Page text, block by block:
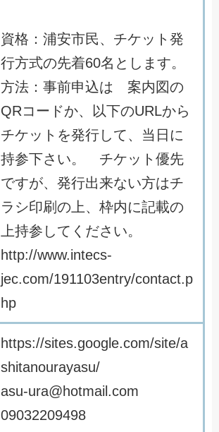
資格 ： 浦安市民、 チケッ ト 発
行方式の先着60名 と し ま す。
方法 ： 事前申込は 案内 図の
QRコ ー ドか、 以下のURLから
チケッ ト を発行して、 当 日 に
持参下さ い。 チケッ ト 優先
ですが、 発行出来ない方はチ
ラ シ印刷の 上、 枠内に記載の
上持参 して く ださ い。
http://www.intecs-
jec.com/191103entry/contact.p
hp
https://sites.goog e.com/site/a
shitanourayasu/
asu-ura@hotmai .com
09032209498